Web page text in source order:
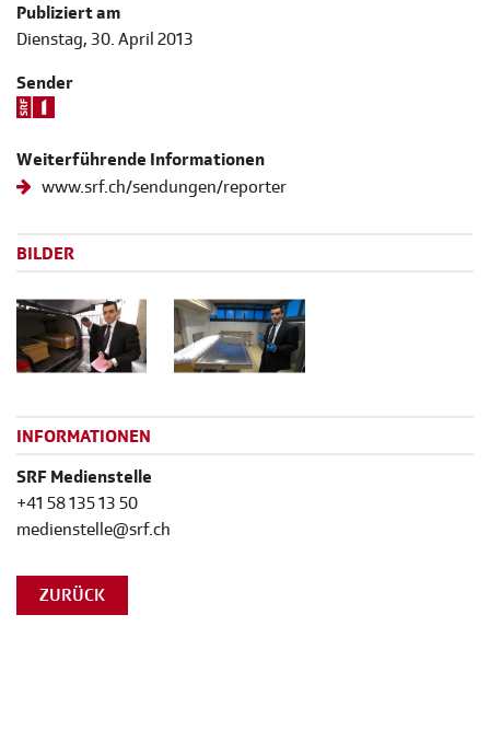
Publiziert am
Dienstag, 30. April 2013
Sender
Weiterführende Informationen
www.srf.ch/sendungen/reporter
BILDER
INFORMATIONEN
SRF Medienstelle
+41 58 135 13 50
medienstelle@srf.ch
ZURÜCK